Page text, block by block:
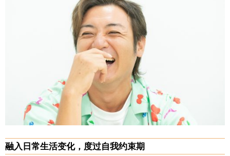
融入日常生活变化，度过自我约束期